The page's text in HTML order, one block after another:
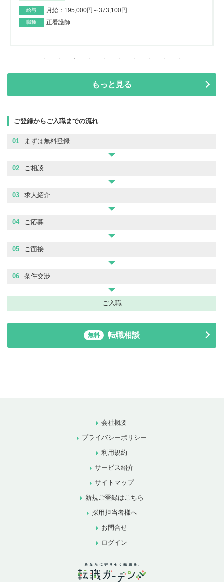
給与 月給：195,000円～373,100円
職種 正看護師
もっと見る
ご登録からご入職までの流れ
01 まずは無料登録
02 ご相談
03 求人紹介
04 ご応募
05 ご面接
06 条件交渉
ご入職
無料 転職相談
会社概要
プライバシーポリシー
利用規約
サービス紹介
サイトマップ
新規ご登録はこちら
採用担当者様へ
お問合せ
ログイン